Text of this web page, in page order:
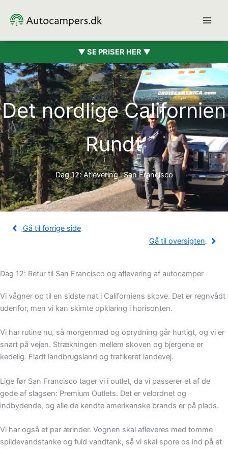
▼ SE PRISER HER ▼
Det nordlige Californien
Rundt
Dag 12: Aflevering i San Francisco
Gå til forrige side
Gå til oversigten
Dag 12: Retur til San Francisco og aflevering af autocamper
Vi vågner op til en sidste nat i Californiens skove. Det er regnvådt
udenfor, men vi kan skimte opklaring i horisonten.
Vi har rutine nu, så morgenmad og oprydning går hurtigt, og vi er
snart på vejen. Strækningen mellem skoven og bjergene er
kedelig. Fladt landbrugsland og trafikeret landevej.
Lige før San Francisco tager vi i outlet, da vi passerer et af de
gode af slagsen: Premium Outlets. Det er velordnet og
indbydende, og alle de kendte amerikanske brands er på plads.
Vi har også et par ærinder. Vognen skal afleveres med tomme
spildevandstanke og fuld vandtank, så vi skal spore os ind på et